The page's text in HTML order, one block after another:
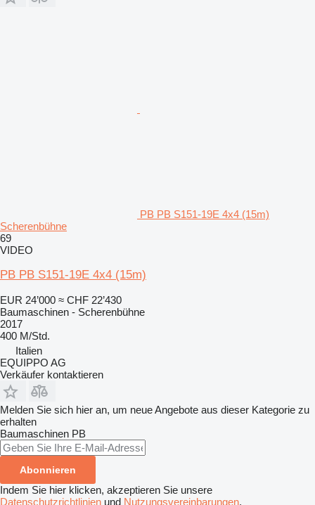
PB PB S151-19E 4x4 (15m)
Scherenbühne
69
VIDEO
PB PB S151-19E 4x4 (15m)
EUR 24’000 ≈ CHF 22’430
Baumaschinen - Scherenbühne
2017
400 M/Std.
Italien
EQUIPPO AG
Verkäufer kontaktieren
Melden Sie sich hier an, um neue Angebote aus dieser Kategorie zu
erhalten
Baumaschinen PB
Abonnieren
Indem Sie hier klicken, akzeptieren Sie unsere
Datenschutzrichtlinien und Nutzungsvereinbarungen.